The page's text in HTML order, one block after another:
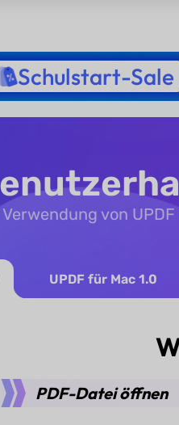
Schulstart-Sale
von
UPDF für Mac 1.0
PDF-Datei öffnen